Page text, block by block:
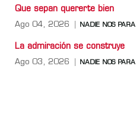
Que sepan quererte bien
Ago 04, 2026 NADIE NOS PARA
La admiración se construye
Ago 03, 2026 NADIE NOS PARA